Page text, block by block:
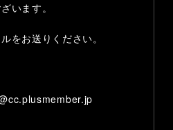
います。
をお送りください。